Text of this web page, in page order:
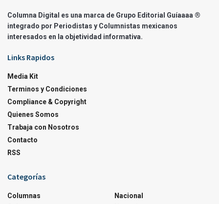
Columna Digital es una marca de Grupo Editorial Guíaaaa ®
integrado por Periodistas y Columnistas mexicanos
interesados en la objetividad informativa.
Links Rapidos
Media Kit
Terminos y Condiciones
Compliance & Copyright
Quienes Somos
Trabaja con Nosotros
Contacto
RSS
Categorías
Columnas
Nacional